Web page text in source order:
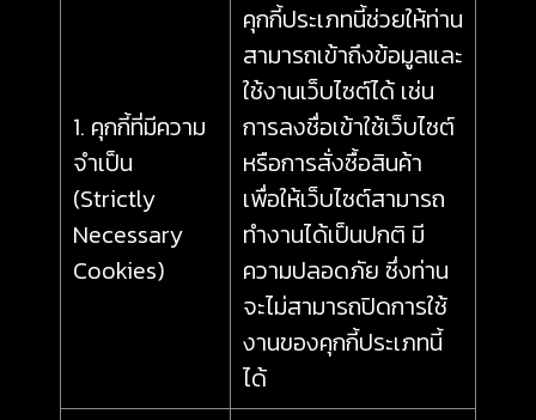
1. คุกกี้ที่มีความ
จำเป็น
(Strictly
Necessary
Cookies)
คุกกี้ประเภทนี้ช่วยให้ท่าน
สามารถเข้าถึงข้อมูลและ
ใช้งานเว็บไซต์ได้ เช่น
การลงชื่อเข้าใช้เว็บไซต์
หรือการสั่งซื้อสินค้า
เพื่อให้เว็บไซต์สามารถ
ทำงานได้เป็นปกติ มี
ความปลอดภัย ซึ่งท่าน
จะไม่สามารถปิดการใช้
งานของคุกกี้ประเภทนี้
ได้